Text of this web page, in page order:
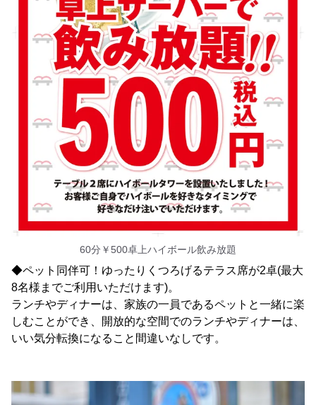
60分￥500卓上ハイボール飲み放題
◆ペット同伴可！ゆったりくつろげるテラス席が2卓(最大
8名様までご利用いただけます)。
ランチやディナーは、家族の一員であるペットと一緒に楽
しむことができ、開放的な空間でのランチやディナーは、
いい気分転換になること間違いなしです。